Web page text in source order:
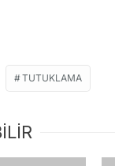
TUTUKLAMA